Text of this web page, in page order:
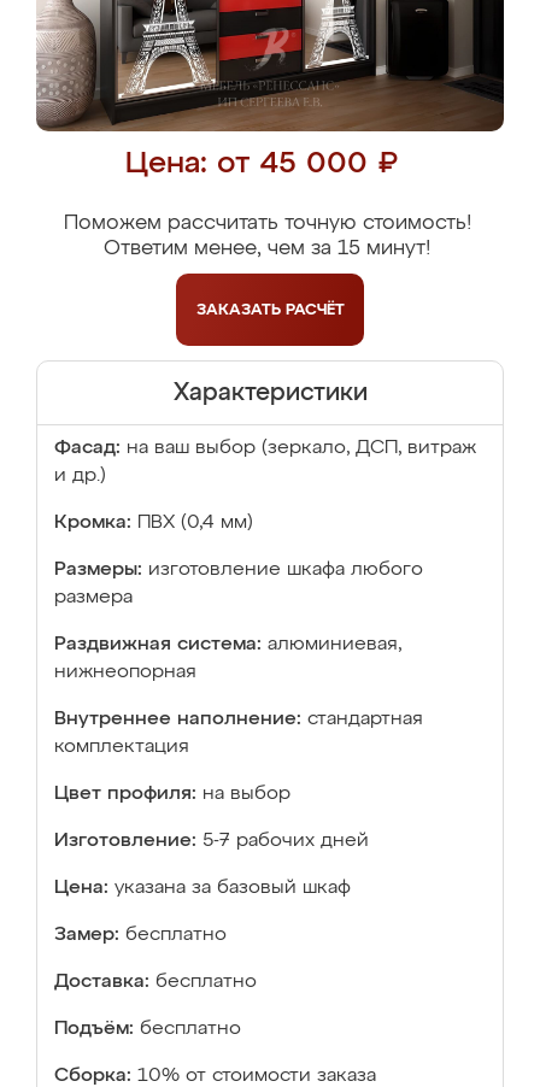
Цена: от 45 000 ₽
Поможем рассчитать точную стоимость!
Ответим менее, чем за 15 минут!
ЗАКАЗАТЬ РАСЧЁТ
Характеристики
Фасад: на ваш выбор (зеркало, ДСП, витраж
и др.)
Кромка: ПВХ (0,4 мм)
Размеры: изготовление шкафа любого
размера
Раздвижная система: алюминиевая,
нижнеопорная
Внутреннее наполнение: стандартная
комплектация
Цвет профиля: на выбор
Изготовление: 5-7 рабочих дней
Цена: указана за базовый шкаф
Замер: бесплатно
Доставка: бесплатно
Подъём: бесплатно
Сборка: 10% от стоимости заказа